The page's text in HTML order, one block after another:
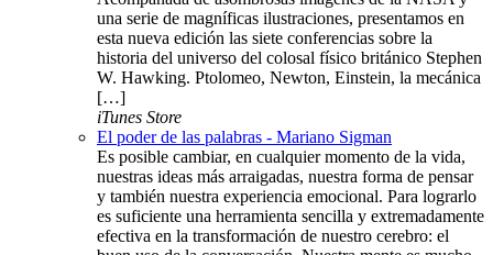
una serie de magníficas ilustraciones, presentamos en
esta nueva edición las siete conferencias sobre la
historia del universo del colosal físico británico Stephen
W. Hawking. Ptolomeo, Newton, Einstein, la mecánica
[…]
iTunes Store
El poder de las palabras - Mariano Sigman
Es posible cambiar, en cualquier momento de la vida,
nuestras ideas más arraigadas, nuestra forma de pensar
y también nuestra experiencia emocional. Para lograrlo
es suficiente una herramienta sencilla y extremadamente
efectiva en la transformación de nuestro cerebro: el